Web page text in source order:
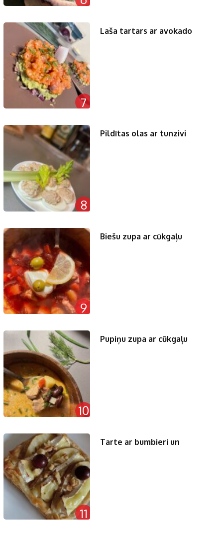
7
Laša tartars ar avokado
8
Pildītas olas ar tunzivi
9
Biešu zupa ar cūkgaļu
10
Pupiņu zupa ar cūkgaļu
11
Tarte ar bumbieri un